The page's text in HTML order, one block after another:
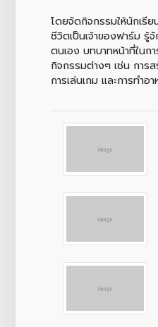
โดยจัดกิจกรรมให้นักเรี
ชีวิตเป็นเจ้าของฟาร์ม รู้
ตนเอง บทบาทหน้าที่ในก
กิจกรรมต่างๆ เช่น การ
การเล่นเกม และการทำอา